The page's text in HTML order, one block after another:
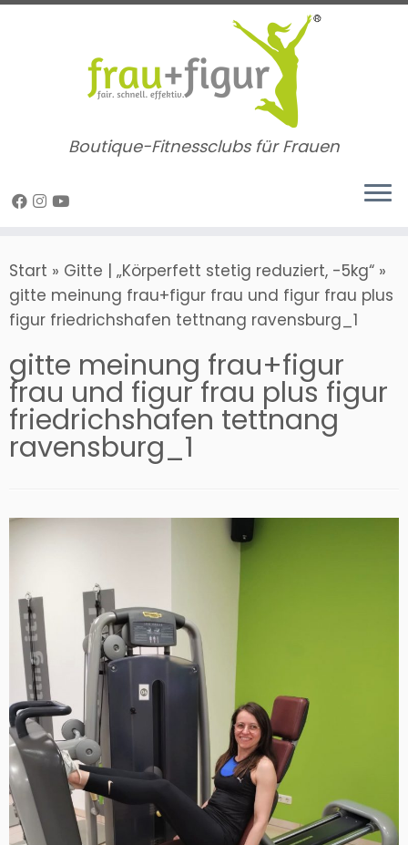
Zum
Boutique-Fitnessclubs für Frauen
Start » Gitte | „Körperfett stetig reduziert, -5kg“ »
gitte meinung frau+figur frau und figur frau plus
figur friedrichshafen tettnang ravensburg_1
gitte meinung frau+figur
frau und figur frau plus figur
friedrichshafen tettnang
ravensburg_1